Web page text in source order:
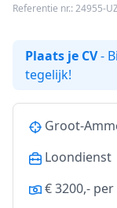
Referentie nr.: 24955-
Plaats je CV-
tegelijk!
Groot-
Loondienst
€ 3200,-